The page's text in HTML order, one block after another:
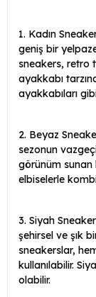
1. Kadın
geniş bir
sneakers, retro
ayakkabı
ayakkabıları
2. Beyaz
sezonun
görünüm sunan
elbiselerle
3. Siyah
şehirsel ve şık
sneakerslar,
kullanılabilir.
olabilir.